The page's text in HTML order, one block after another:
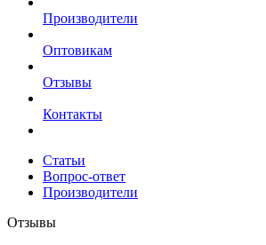
Производители
Оптовикам
Отзывы
Контакты
Статьи
Вопрос-ответ
Производители
Отзывы